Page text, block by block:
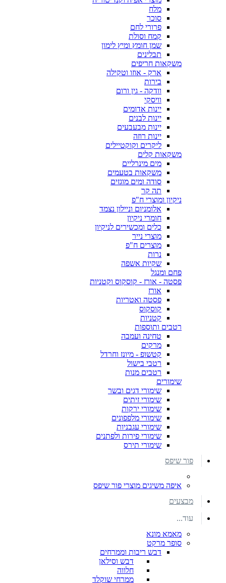
מלח
סוכר
פרורי לחם
קמח וסולת
שמן חומץ ומיץ לימון
תבלינים
משקאות חריפים
ארק - אוזו וטקילה
בירות
וודקה - גין ורום
וויסקי
יינות אדומים
יינות לבנים
יינות מבעבעים
יינות רוזה
ליקרים וקוקטיילים
משקאות קלים
מים מינרליים
משקאות בטעמים
סודה ומים מוגזים
תה קר
ניקיון ומוצרי ח"פ
אלומניום וניילון נצמד
חומרי ניקיון
כלים ומכשירים לניקיון
מוצרי נייר
מוצרים ח"פ
נרות
שקיות אשפה
פחם ומנגל
פסטה - אורז - קוסקוס וקטניות
אורז
פסטה ואטריות
קוסקוס
קטניות
רטבים ותוספות
טחינה ועמבה
מרקים
קטשופ - מיונז וחרדל
רטבי בישול
רטבים מנות
שימורים
שימורי דגים ובשר
שימורי זיתים
שימורי ירקות
שימורי מלפפונים
שימורי עגבניות
שימורי פירות ולפתנים
שימורי תירס
פור שיפס
איפה משיגים מוצרי פור שיפס
מבצעים
עוד...
מאמא מונא
סופר מרקט
דבש ריבות וממרחים
דבש וסילאן
חלווה
ממרחי שוקלד